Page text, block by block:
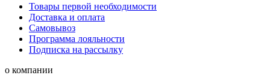
Товары первой необходимости
Доставка и оплата
Самовывоз
Программа лояльности
Подписка на рассылку
о компании